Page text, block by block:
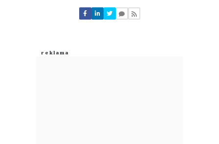
Nie znaleziono komentarzy
Zostaw swoje komentarze